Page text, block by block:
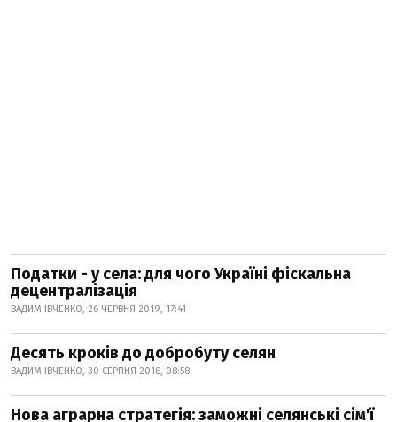
Податки - у села: для чого Україні фіскальна
децентралізація
ВАДИМ ІВЧЕНКО, 26 ЧЕРВНЯ 2019, 17:41
Десять кроків до добробуту селян
ВАДИМ ІВЧЕНКО, 30 СЕРПНЯ 2018, 08:58
Нова аграрна стратегія: заможні селянські сім'ї